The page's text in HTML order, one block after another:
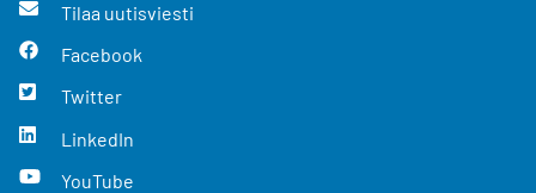
Tilaa uutisviesti
Facebook
Twitter
LinkedIn
YouTube